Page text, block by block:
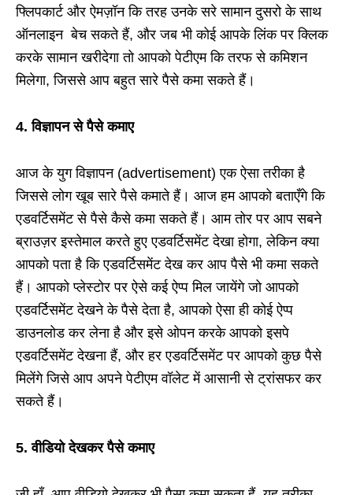
फ्लिपकार्ट और ऐमज़ॉन कि तरह उनके सरे सामान दुसरो के साथ
ऑनलाइन बेच सकते हैं, और जब भी कोई आपके लिंक पर क्लिक
करके सामान खरीदेगा तो आपको पेटीएम कि तरफ से कमिशन
मिलेगा, जिससे आप बहुत सारे पैसे कमा सकते हैं।
4. विज्ञापन से पैसे कमाए
आज के युग विज्ञापन (advertisement) एक ऐसा तरीका है
जिससे लोग खूब सारे पैसे कमाते हैं। आज हम आपको बताएँगे कि
एडवर्टिसमेंट से पैसे कैसे कमा सकते हैं। आम तोर पर आप सबने
ब्राउज़र इस्तेमाल करते हुए एडवर्टिसमेंट देखा होगा, लेकिन क्या
आपको पता है कि एडवर्टिसमेंट देख कर आप पैसे भी कमा सकते
हैं। आपको प्लेस्टोर पर ऐसे कई ऐप्प मिल जायेंगे जो आपको
एडवर्टिसमेंट देखने के पैसे देता है, आपको ऐसा ही कोई ऐप्प
डाउनलोड कर लेना है और इसे ओपन करके आपको इसपे
एडवर्टिसमेंट देखना हैं, और हर एडवर्टिसमेंट पर आपको कुछ पैसे
मिलेंगे जिसे आप अपने पेटीएम वॉलेट में आसानी से ट्रांसफर कर
सकते हैं।
5. वीडियो देखकर पैसे कमाए